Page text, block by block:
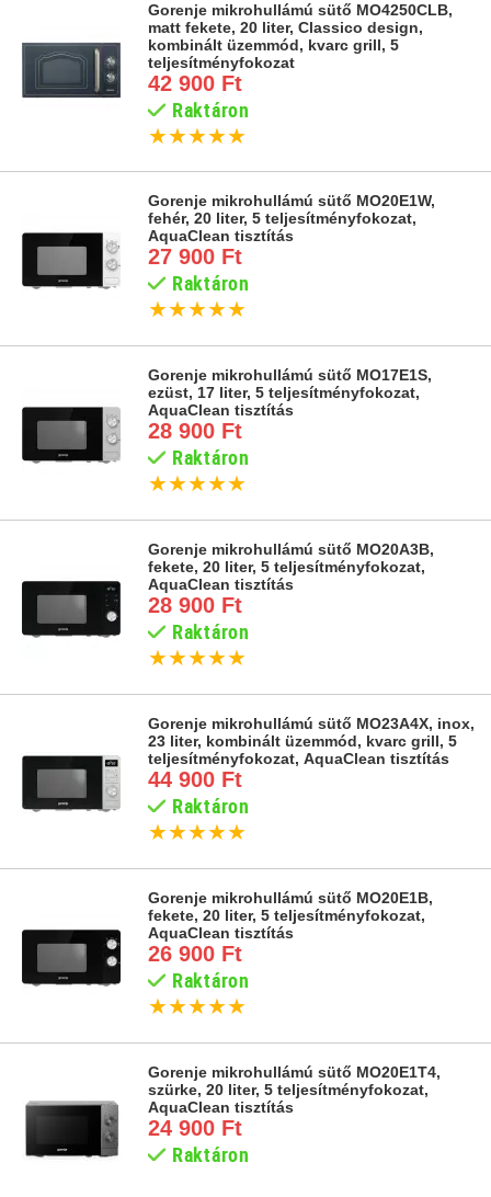
Gorenje mikrohullámú sütő MO4250CLB,
matt fekete, 20 liter, Classico design,
kombinált üzemmód, kvarc grill, 5
teljesítményfokozat
42 900 Ft
Raktáron
★★★★★
Gorenje mikrohullámú sütő MO20E1W,
fehér, 20 liter, 5 teljesítményfokozat,
AquaClean tisztítás
27 900 Ft
Raktáron
★★★★★
Gorenje mikrohullámú sütő MO17E1S,
ezüst, 17 liter, 5 teljesítményfokozat,
AquaClean tisztítás
28 900 Ft
Raktáron
★★★★★
Gorenje mikrohullámú sütő MO20A3B,
fekete, 20 liter, 5 teljesítményfokozat,
AquaClean tisztítás
28 900 Ft
Raktáron
★★★★★
Gorenje mikrohullámú sütő MO23A4X, inox,
23 liter, kombinált üzemmód, kvarc grill, 5
teljesítményfokozat, AquaClean tisztítás
44 900 Ft
Raktáron
★★★★★
Gorenje mikrohullámú sütő MO20E1B,
fekete, 20 liter, 5 teljesítményfokozat,
AquaClean tisztítás
26 900 Ft
Raktáron
★★★★★
Gorenje mikrohullámú sütő MO20E1T4,
szürke, 20 liter, 5 teljesítményfokozat,
AquaClean tisztítás
24 900 Ft
Raktáron